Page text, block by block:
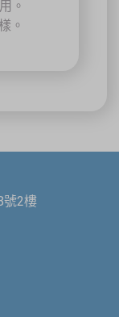
。
。
號2樓
車
工具